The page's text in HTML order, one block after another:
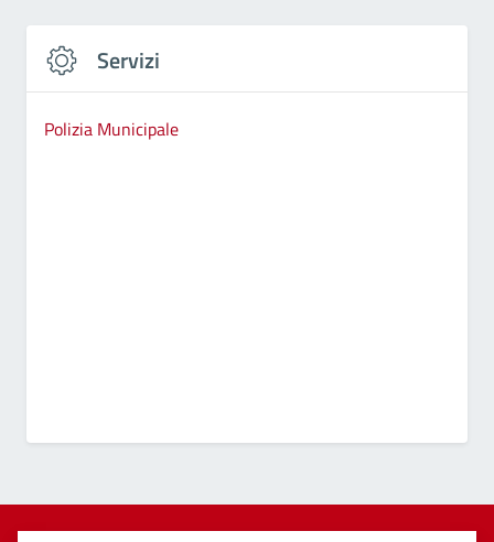
Servizi
Polizia Municipale